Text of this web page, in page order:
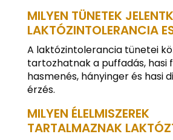
MILYEN TÜNETEK
LAKTÓZINTOLERANCIA
A laktózintolerancia tünetei
tartozhatnak a puffadás, hasi
hasmenés, hányinger és hasi
érzés.
MILYEN ÉLELMISZEREK
TARTALMAZNAK